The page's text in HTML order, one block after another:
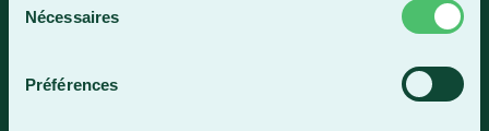
Nécessaires
Préférences
4409, rue Dollard